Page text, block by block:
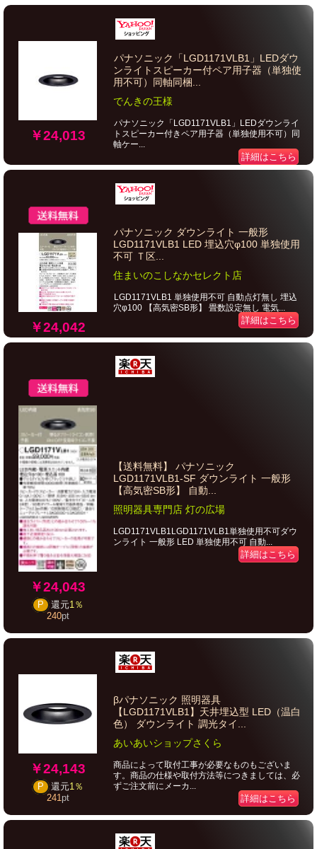
￥24,013
パナソニック「LGD1171VLB1」LEDダウ
ンライトスピーカー付ペア用子器（単独使
用不可）同軸同梱...
でんきの王様
パナソニック「LGD1171VLB1」LEDダウンライ
トスピーカー付きペア用子器（単独使用不可）同
軸ケー...
詳細はこちら
￥24,042
パナソニック ダウンライト 一般形
LGD1171VLB1 LED 埋込穴φ100 単独使用
不可 Ｔ区...
住まいのこしなかセレクト店
LGD1171VLB1 単独使用不可 自動点灯無し 埋込
穴φ100 【高気密SB形】 畳数設定無し 電気...
詳細はこちら
￥24,043
P 還元1％
240pt
【送料無料】 パナソニック
LGD1171VLB1-SF ダウンライト 一般形
【高気密SB形】 自動...
照明器具専門店 灯の広場
LGD1171VLB1LGD1171VLB1単独使用不可ダウ
ンライト 一般形 LED 単独使用不可 自動...
詳細はこちら
￥24,143
P 還元1％
241 pt
βパナソニック 照明器具
【LGD1171VLB1】天井埋込型 LED（温白
色） ダウンライト 調光タイ...
あいあいショップさくら
商品によって取付工事が必要なものもございま
す。商品の仕様や取付方法等につきましては、必
ずご注文前にメーカ...
詳細はこちら